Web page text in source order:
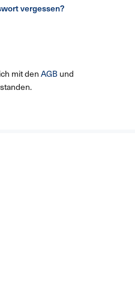
vergessen?
mit den AGB und